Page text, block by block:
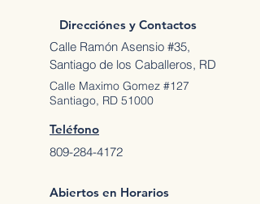
Direcciónes y Contactos
Calle Ramón Asensio #35,
Santiago de los Caballeros, RD
Calle Maximo Gomez #127
Santiago, RD 51000
Teléfono
809-284-4172
Abiertos en Horarios